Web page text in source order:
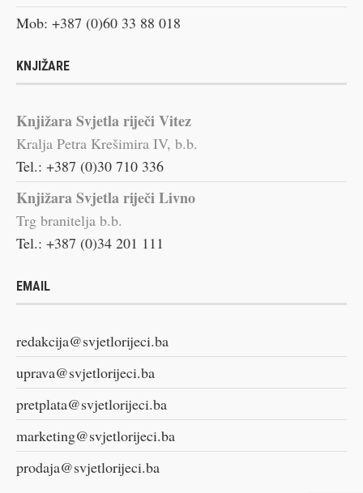
Mob: +387 (0)60 33 88 018
KNJIŽARE
Knjižara Svjetla riječi Vitez
Kralja Petra Krešimira IV, b.b.
Tel.: +387 (0)30 710 336
Knjižara Svjetla riječi Livno
Trg branitelja b.b.
Tel.: +387 (0)34 201 111
EMAIL
redakcija@svjetlorijeci.ba
uprava@svjetlorijeci.ba
pretplata@svjetlorijeci.ba
marketing@svjetlorijeci.ba
prodaja@svjetlorijeci.ba